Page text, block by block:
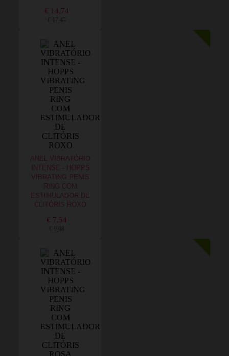
€ 14,74
€ 17,47
ANEL VIBRATÓRIO
INTENSE - HOPPS
VIBRATING PENIS
RING COM
ESTIMULADOR DE
CLITÓRIS ROXO
€ 7,54
€ 9,08